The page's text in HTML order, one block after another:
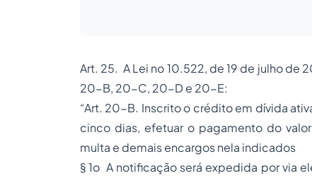
Art. 25. A Lei no 10.522, de 19 de julho de
20-B, 20-C, 20-D e 20-E:
“Art. 20-B. Inscrito o crédito em dívida
cinco dias, efetuar o pagamento do
multa e demais encargos nela indicados
§ 1o A notificação será expedida por via